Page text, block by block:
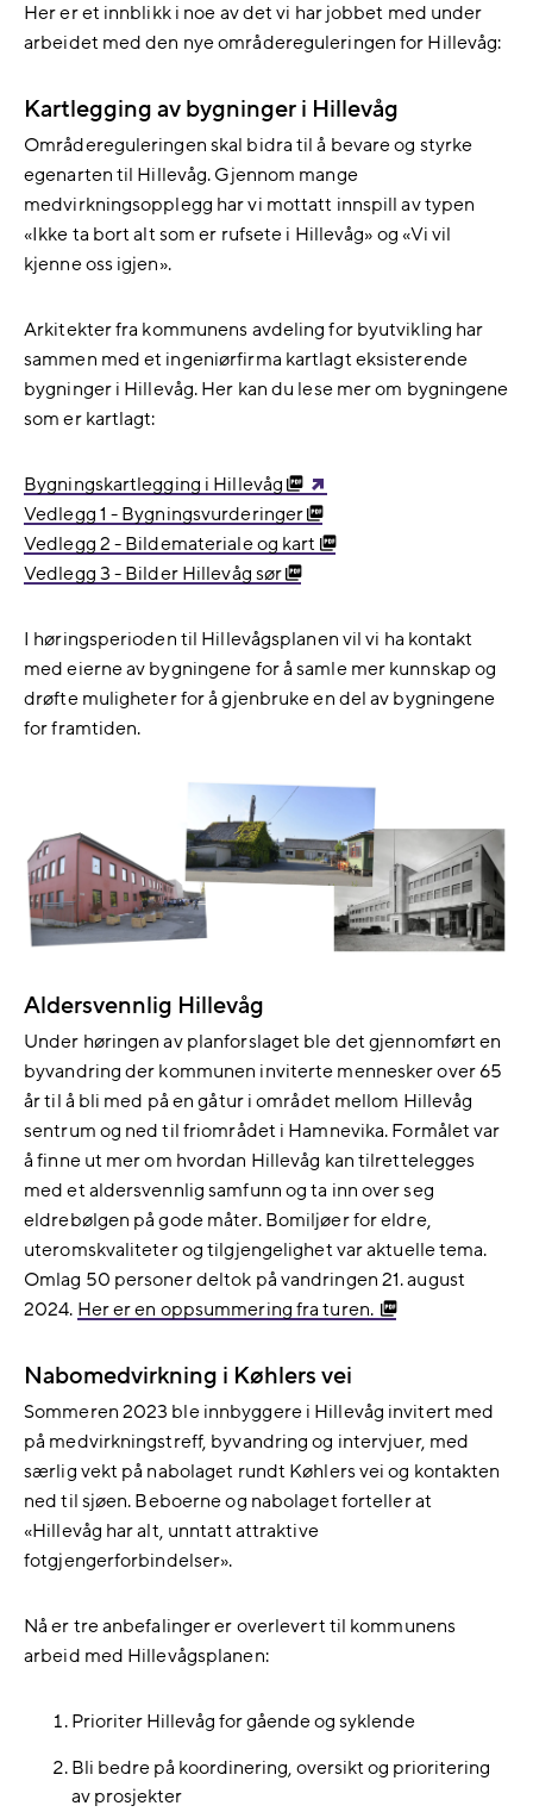
Her er et innblikk i noe av det vi har jobbet med under
arbeidet med den nye områdereguleringen for Hillevåg:
Kartlegging av bygninger i Hillevåg
Områdereguleringen skal bidra til å bevare og styrke
egenarten til Hillevåg. Gjennom mange
medvirkningsopplegg har vi mottatt innspill av typen
«Ikke ta bort alt som er rufsete i Hillevåg» og «Vi vil
kjenne oss igjen».
Arkitekter fra kommunens avdeling for byutvikling har
sammen med et ingeniørfirma kartlagt eksisterende
bygninger i Hillevåg. Her kan du lese mer om bygningene
som er kartlagt:
Bygningskartlegging i Hillevåg
Vedlegg 1 - Bygningsvurderinger
Vedlegg 2 - Bildemateriale og kart
Vedlegg 3 - Bilder Hillevåg sør
I høringsperioden til Hillevågsplanen vil vi ha kontakt
med eierne av bygningene for å samle mer kunnskap og
drøfte muligheter for å gjenbruke en del av bygningene
for framtiden.
Aldersvennlig Hillevåg
Under høringen av planforslaget ble det gjennomført en
byvandring der kommunen inviterte mennesker over 65
år til å bli med på en gåtur i området mellom Hillevåg
sentrum og ned til friområdet i Hamnevika. Formålet var
å finne ut mer om hvordan Hillevåg kan tilrettelegges
med et aldersvennlig samfunn og ta inn over seg
eldrebølgen på gode måter. Bomiljøer for eldre,
uteromskvaliteter og tilgjengelighet var aktuelle tema.
Omlag 50 personer deltok på vandringen 21. august
2024. Her er en oppsummering fra turen.
Nabomedvirkning i Køhlers vei
Sommeren 2023 ble innbyggere i Hillevåg invitert med
på medvirkningstreff, byvandring og intervjuer, med
særlig vekt på nabolaget rundt Køhlers vei og kontakten
ned til sjøen. Beboerne og nabolaget forteller at
«Hillevåg har alt, unntatt attraktive
fotgjengerforbindelser».
Nå er tre anbefalinger er overlevert til kommunens
arbeid med Hillevågsplanen:
Prioriter Hillevåg for gående og syklende
Bli bedre på koordinering, oversikt og prioritering
av prosjekter